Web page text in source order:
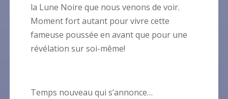
la Lune Noire que nous venons de voir.
Moment fort autant pour vivre cette
fameuse poussée en avant que pour une
révélation sur soi-même!
Temps nouveau qui s’annonce…